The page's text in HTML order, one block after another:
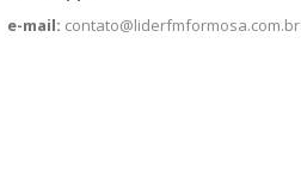
e-mail: contato@liderfmformosa.com.br